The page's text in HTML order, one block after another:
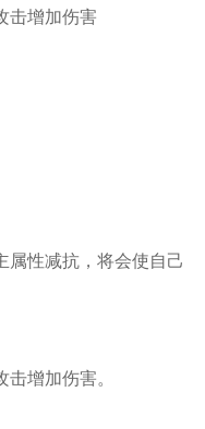
击增加伤害
属性减抗，将会使自己
增加伤害。